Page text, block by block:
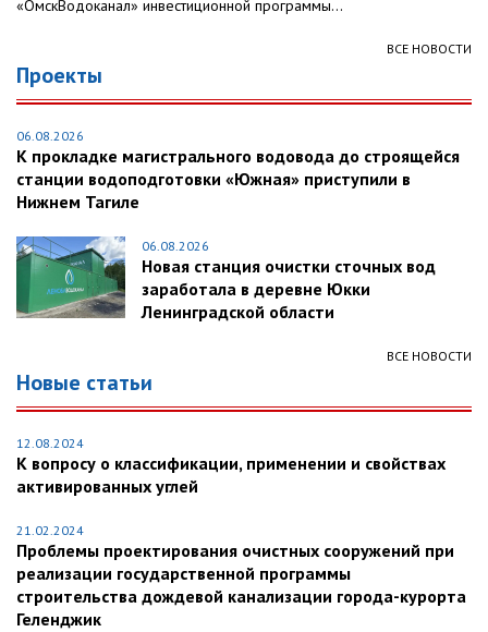
«ОмскВодоканал» инвестиционной программы...
ВСЕ НОВОСТИ
Проекты
06.08.2026
К прокладке магистрального водовода до строящейся
станции водоподготовки «Южная» приступили в
Нижнем Тагиле
06.08.2026
Новая станция очистки сточных вод
заработала в деревне Юкки
Ленинградской области
ВСЕ НОВОСТИ
Новые статьи
12.08.2024
К вопросу о классификации, применении и свойствах
активированных углей
21.02.2024
Проблемы проектирования очистных сооружений при
реализации государственной программы
строительства дождевой канализации города-курорта
Геленджик